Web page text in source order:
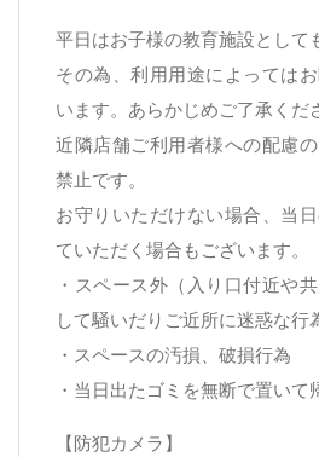
平日はお子様の教育施設として
その為、利用用途によっては
います。あらかじめご了承くだ
近隣店舗ご利用者様への配慮
禁止です。
お守りいただけない場合、当
ていただく場合もございます。
・スペース外（入り口付近や
して騒いだりご近所に迷惑な行
・スペースの汚損、破損行為
・当日出たゴミを無断で置いて
【防犯カメラ】